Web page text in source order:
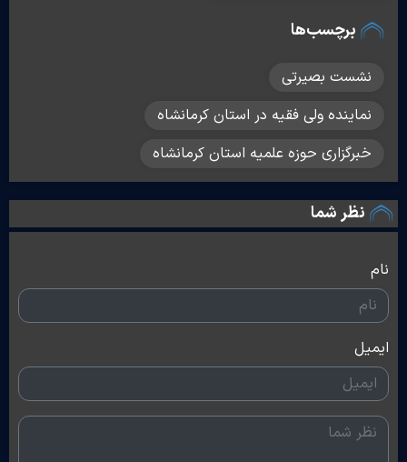
برچسب‌ها
نشست بصیرتی
نماینده ولی فقیه در استان کرمانشاه
خبرگزاری حوزه علمیه استان کرمانشاه
نظر شما
نام
ایمیل